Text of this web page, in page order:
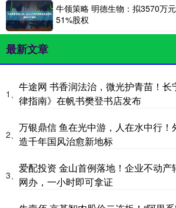
牛领策略 明德生物：拟3570万
51%股权
最新文章
1、
牛途网 书香润法治，微光护青苗！
律指南》在帆书樊登书店发布
2、
万银鼎信 鱼在光中游，人在水中行
造千年国风治愈新地标
3、
爱配投资 金山首例落地！企业不动产
网办，一小时即可拿证